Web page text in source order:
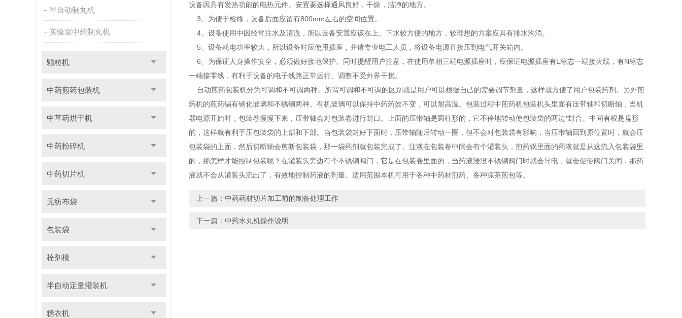
半自动制丸机
实验室中药制丸机
颗粒机
中药煎药包装机
中草药烘干机
中药粉碎机
中药切片机
无纺布袋
包装袋
栓剂模
半自动定量灌装机
糖衣机
设备因具有发热功能的电热元件。安置要选择通风良好，干燥，洁净的地方。
3、为便于检修，设备后面应留有800mm左右的空间位置。
4、设备使用中因经常注水及清洗，所以设备安置应该在上、下水较方便的地方，较理想的方案应具有排水沟消。
5、设备耗电功率较大，所以设备时应使用插座，并请专业电工人员，将设备电源直接压到电气开关箱内。
6、为保证人身操作安全，必须做好接地保护。同时提醒用户注意，在使用单相三端电源插座时，应保证电源插座有L标志一端接火线，有N标志
一端接零线，有利于设备的电子线路正常运行、调整不受外界干扰。
自动煎药包装机分为可调和不可调两种。所谓可调和不可调的区别就是用户可以根据自己的需要调节剂量，这样就方便了用户包装药剂。另外煎
药机的煎药锅有钢化玻璃和不锈钢两种。有机玻璃可以保持中药药效不变，可以耐高温。包装过程中煎药机包装机头里面有压带轴和切断轴，当机
器电源开始时，包装卷慢慢下来，压带轴会对包装卷进行封口。上面的压带轴是圆柱形的，它不停地转动使包装袋的两边*封合。中间有根是扁形
的，这样就有利于压包装袋的上部和下部。当包装袋封好下面时，压带轴随后转动一圈，但不会对包装袋有影响，当压带轴回到原位置时，就会压
包装袋的上面，然后切断轴会剪断包装袋，那一袋药剂就包装完成了。注液在包装卷中间会有个灌装头，煎药锅里面的药液就是从这流入包装袋里
的，那怎样才能控制包装呢？在灌装头旁边有个不锈钢阀门，它是在包装卷里面的，当药液浸没不锈钢阀门时就会导电，就会促使阀门关闭，那药
液就不会从灌装头流出了，有效地控制药液的剂量。适用范围本机可用于各种中药材煎药、各种凉茶煎包等。
上一篇： 中药药材切片加工前的制备处理工作
下一篇： 中药水丸机操作说明